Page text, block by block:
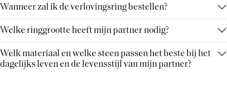
Wanneer zal ik de verlovingsring bestellen?
Welke ringgrootte heeft mijn partner nodig?
Welk materiaal en welke steen passen het beste bij het
dagelijks leven en de levensstijl van mijn partner?